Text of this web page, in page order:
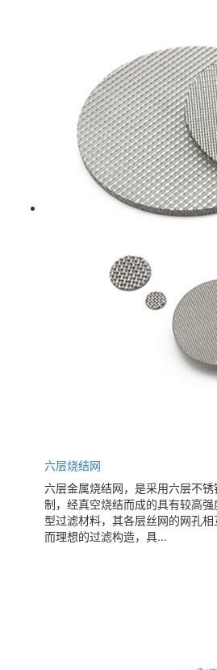
六层烧结网
六层金属烧结网，是采用六层不
制，经真空烧结而成的具有较高
型过滤材料，其各层丝网的网孔
而理想的过滤构造，具...